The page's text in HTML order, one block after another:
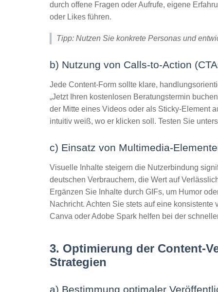
durch offene Fragen oder Aufrufe, eigene
oder Likes führen.
Tipp: Nutzen Sie konkrete Personas und
b) Nutzung von Calls-to-Action
Jede Content-Form sollte klare,
„Jetzt Ihren kostenlosen Beratungstermin
der Mitte eines Videos oder als Sticky-Element
intuitiv weiß, wo er klicken soll. Testen Sie
c) Einsatz von Multimedia-
Visuelle Inhalte steigern die Nutzerbindung
deutschen Verbrauchern, die Wert auf
Ergänzen Sie Inhalte durch GIFs, um Humor
Nachricht. Achten Sie stets auf eine
Canva oder Adobe Spark helfen bei der
3. Optimierung der Content-
Strategien
a) Bestimmung optimaler